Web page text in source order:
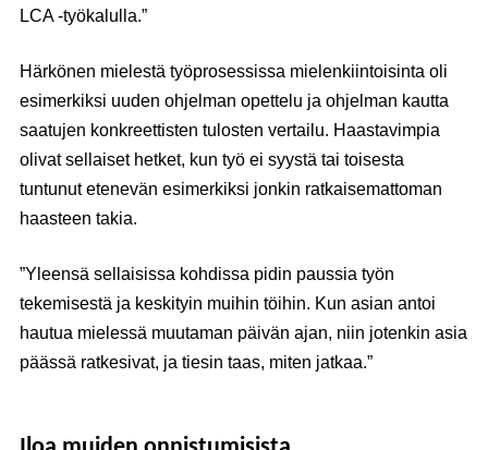
LCA -työkalulla.”
Härkönen mielestä työprosessissa mielenkiintoisinta oli
esimerkiksi uuden ohjelman opettelu ja ohjelman kautta
saatujen konkreettisten tulosten vertailu. Haastavimpia
olivat sellaiset hetket, kun työ ei syystä tai toisesta
tuntunut etenevän esimerkiksi jonkin ratkaisemattoman
haasteen takia.
”Yleensä sellaisissa kohdissa pidin paussia työn
tekemisestä ja keskityin muihin töihin. Kun asian antoi
hautua mielessä muutaman päivän ajan, niin jotenkin asia
päässä ratkesivat, ja tiesin taas, miten jatkaa.”